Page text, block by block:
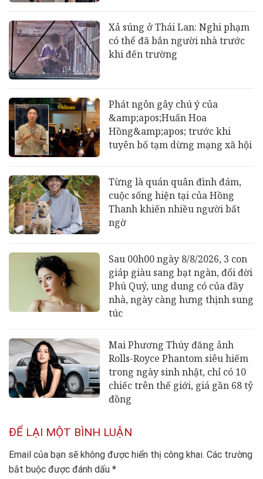
Xả súng ở Thái Lan: Nghi phạm
có thể đã bắn người nhà trước
khi đến trường
Phát ngôn gây chú ý của
&amp;apos;Huấn Hoa
Hồng&amp;apos; trước khi
tuyên bố tạm dừng mạng xã hội
Từng là quán quân đình đám,
cuộc sống hiện tại của Hồng
Thanh khiến nhiều người bất
ngờ
Sau 00h00 ngày 8/8/2026, 3 con
giáp giàu sang bạt ngàn, đổi đời
Phú Quý, ung dung có của đầy
nhà, ngày càng hưng thịnh sung
túc
Mai Phương Thúy đăng ảnh
Rolls-Royce Phantom siêu hiếm
trong ngày sinh nhật, chỉ có 10
chiếc trên thế giới, giá gần 68 tỷ
đồng
ĐỂ LẠI MỘT BÌNH LUẬN
Email của bạn sẽ không được hiển thị công khai. Các trường
bắt buộc được đánh dấu *